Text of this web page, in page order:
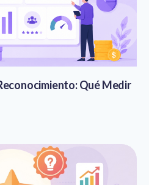
Qué Medir